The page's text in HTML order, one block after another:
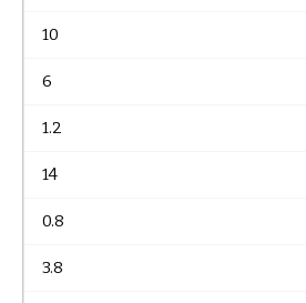
10
6
1.2
14
0.8
3.8